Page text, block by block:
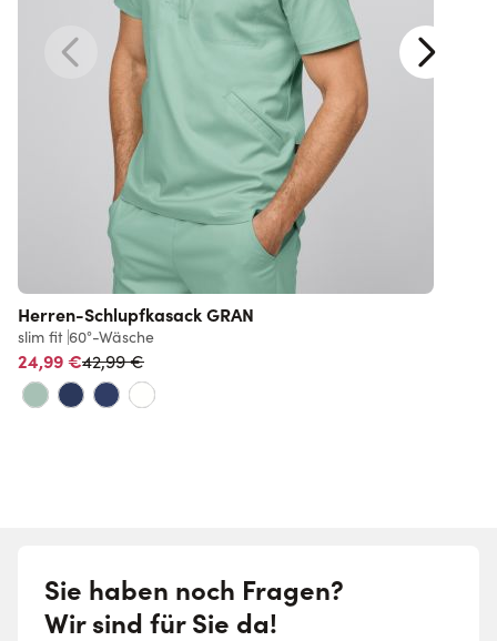
Herren-Schlupfkasack GRAN
slim fit 60°-Wäsche
24,99 €Normalpreis
42,99 €
Sie haben noch Fragen?
Wir sind für Sie da!